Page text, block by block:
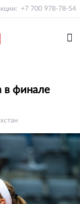
+7 700 978-78-54
в финале